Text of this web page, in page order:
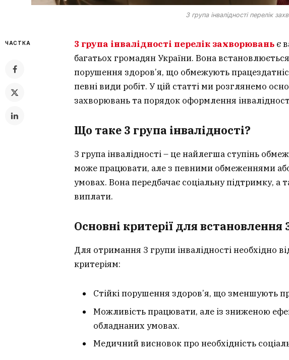
3 група інвалідності перелік
ЧАСТКА 3 група інвалідності перелік захворювань є
багатьох громадян України. Вона встановлюється
порушення здоров’я, що обмежують
певні види робіт. У цій статті ми розглянемо
захворювань та порядок оформлення
Що таке 3 група інвалідності?
3 група інвалідності – це найлегша ступінь
може працювати, але з певними обмеженнями
умовах. Вона передбачає соціальну підтримку, а
виплати.
Основні критерії для встановлення
Для отримання 3 групи інвалідності необхідно
критеріям:
Стійкі порушення здоров’я, що зменшують
Можливість працювати, але із зниженою
обладнаних умовах.
Медичний висновок про необхідність